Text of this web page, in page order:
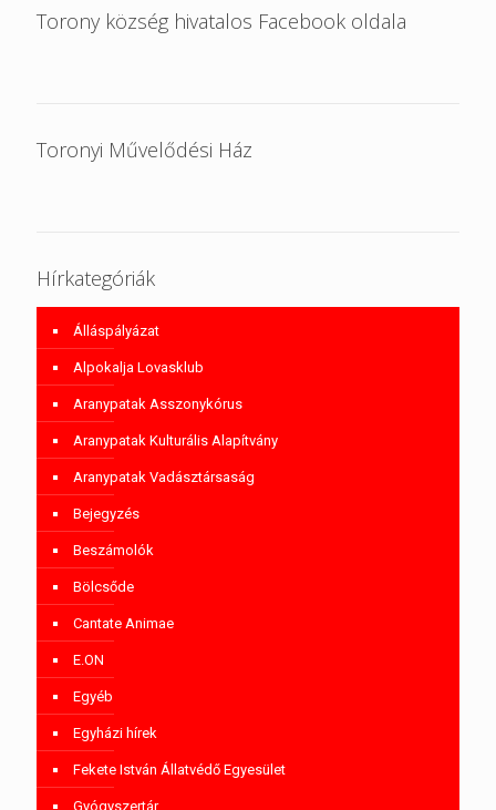
Torony község hivatalos Facebook oldala
Toronyi Művelődési Ház
Hírkategóriák
Álláspályázat
Alpokalja Lovasklub
Aranypatak Asszonykórus
Aranypatak Kulturális Alapítvány
Aranypatak Vadásztársaság
Bejegyzés
Beszámolók
Bölcsőde
Cantate Animae
E.ON
Egyéb
Egyházi hírek
Fekete István Állatvédő Egyesület
Gyógyszertár